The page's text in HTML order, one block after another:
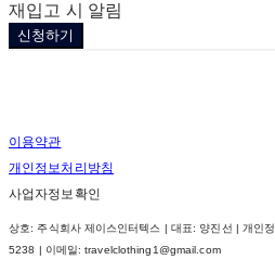
재입고 시 알림
신청하기
이용약관
개인정보처리방침
사업자정보확인
상호: 주식회사 제이스인터텍스 | 대표: 양진선 | 개인
5238 | 이메일: travelclothing1@gmail.com